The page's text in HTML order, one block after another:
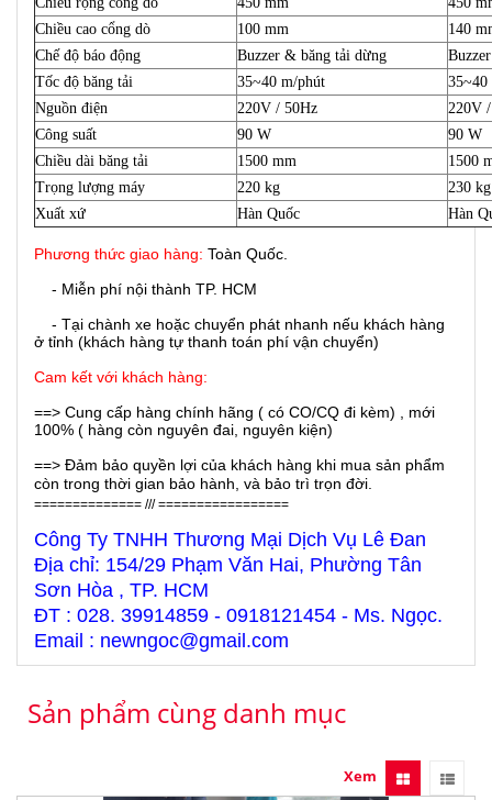
Chiều cao cổng dò
100 mm
140
Chế độ báo động
Buzzer & băng tải dừng
Tốc độ băng tải
35~40 m/phút
35~40
Nguồn điện
220V / 50Hz
220V
Công suất
90 W
90 W
Chiều dài băng tải
1500 mm
1500
Trọng lượng máy
220 kg
230 kg
Xuất xứ
Hàn Quốc Hàn
Phương thức giao hàng: Toàn Quốc.
- Miễn phí nội thành TP. HCM
- Tại chành xe hoặc chuyển phát nhanh nếu khách hàng
ở tỉnh (khách hàng tự thanh toán phí vận chuyển)
Cam kết với khách hàng:
==> Cung cấp hàng chính hãng ( có CO/CQ đi kèm) , mới
100% ( hàng còn nguyên đai, nguyên kiện)
==> Đảm bảo quyền lợi của khách hàng khi mua sản phẩm
còn trong thời gian bảo hành, và bảo trì trọn đời.
============== /// =================
Công Ty TNHH Thương Mại Dịch Vụ Lê Đan
Địa chỉ: 154/29 Phạm Văn Hai, Phường Tân
Sơn Hòa , TP. HCM
ĐT : 028. 39914859 - 0918121454 - Ms. Ngọc.
Email : newngoc@gmail.com
Sản phẩm cùng danh mục
Xem